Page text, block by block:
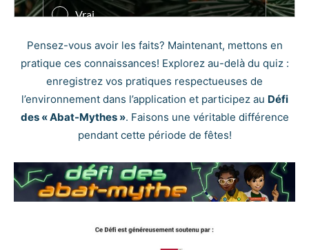
Pensez-vous avoir les faits? Maintenant, mettons en
pratique ces connaissances! Explorez au-delà du quiz :
enregistrez vos pratiques respectueuses de
l’environnement dans l’application et participez au Défi
des « Abat-Mythes ». Faisons une véritable différence
pendant cette période de fêtes!